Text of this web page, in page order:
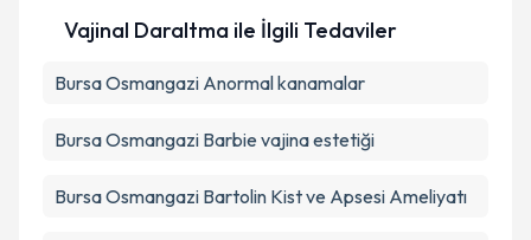
Vajinal Daraltma ile İlgili Tedaviler
Bursa Osmangazi Anormal kanamalar
Bursa Osmangazi Barbie vajina estetiği
Bursa Osmangazi Bartolin Kist ve Apsesi Ameliyatı